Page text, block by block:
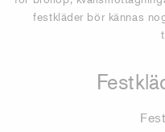
festkläder bör kännas